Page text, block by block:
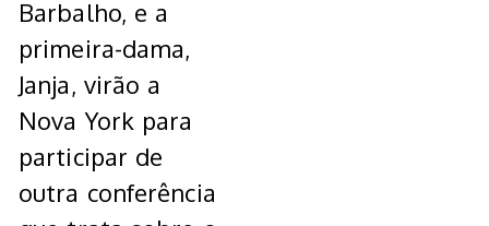
Barbalho, e a
primeira-dama,
Janja, virão a
Nova York para
participar de
outra conferência